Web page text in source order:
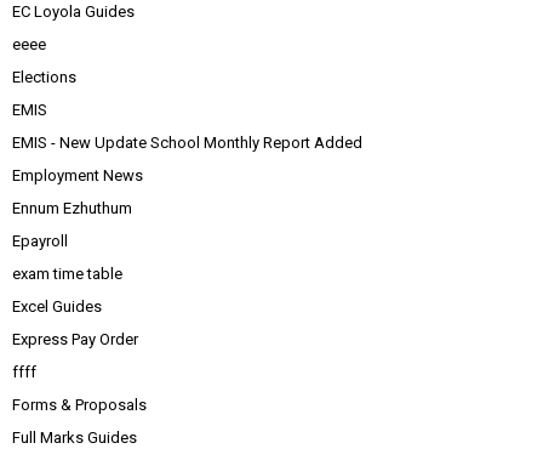
EC Loyola Guides
eeee
Elections
EMIS
EMIS - New Update School Monthly Report Added
Employment News
Ennum Ezhuthum
Epayroll
exam time table
Excel Guides
Express Pay Order
ffff
Forms & Proposals
Full Marks Guides